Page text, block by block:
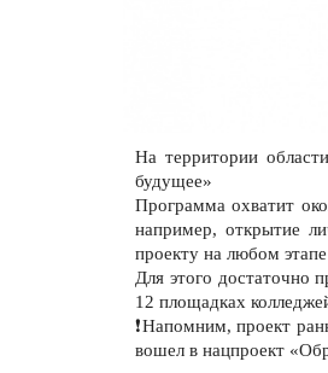
На территории
будущее»
Программа охватит
например, открытие
проекту на любом
Для этого достаточно
12 площадках
❗️Напомним, проект
вошел в нацпроект